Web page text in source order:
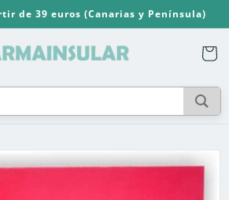
de 39 euros (Canarias y Península)
Carrito